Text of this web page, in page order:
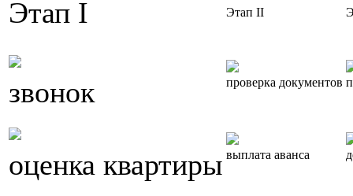
Этап I
Этап II
звонок проверка документов
оценка квартиры выплата аванса